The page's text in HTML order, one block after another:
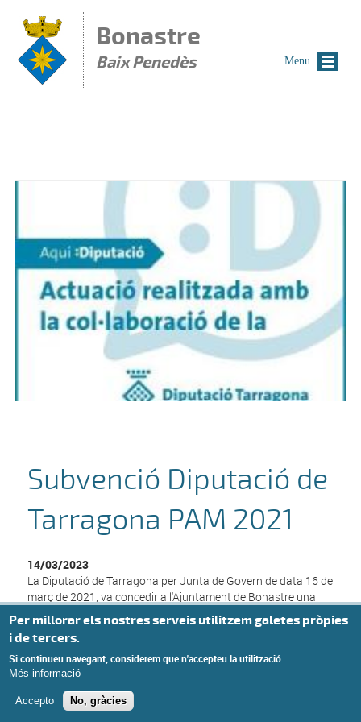
Bonastre
Baix Penedès
Subvenció Diputació de
Tarragona PAM 2021
14/03/2023
La Diputació de Tarragona per Junta de Govern de data 16 de
març de 2021, va concedir a l'Ajuntament de Bonastre una
subvenció de 38.841,52 euros dins el programa d'inversions
del PAM anunalitat 2021.
Menu
Per millorar els nostres serveis utilitzem galetes pròpies
i de tercers.
Si continueu navegant, considerem que n'accepteu la utilització.
Més informació
Accepto No, gràcies